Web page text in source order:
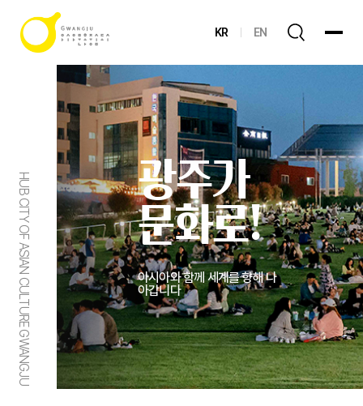
KR EN
HUB CITY OF ASIAN CULTURE GWANGJU
광주가
문화로!
아시아와 함께 세계를 향해 나
아갑니다